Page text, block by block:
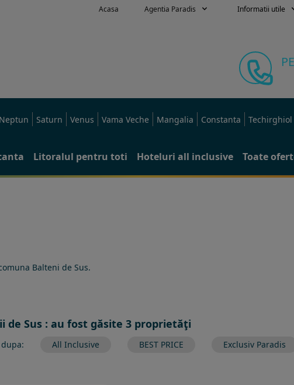
Acasa Agentia Paradis Informatii utile
Neptun Saturn Venus Vama Veche Mangalia Constanta Techirghiol
Litoralul pentru toti Hoteluri all inclusive Toate
Balteni de Sus.
de Sus : au fost găsite 3 proprietăţi
All Inclusive BEST PRICE Exclusiv Paradis